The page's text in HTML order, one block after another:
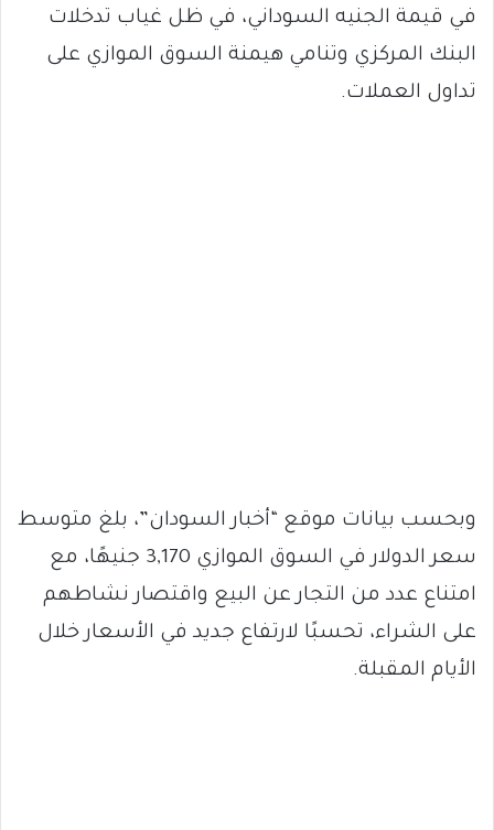
في قيمة الجنيه السوداني، في ظل غياب تدخلات
البنك المركزي وتنامي هيمنة السوق الموازي على
تداول العملات.
وبحسب بيانات موقع “أخبار السودان”، بلغ متوسط
سعر الدولار في السوق الموازي 3,170 جنيهًا، مع
امتناع عدد من التجار عن البيع واقتصار نشاطهم
على الشراء، تحسبًا لارتفاع جديد في الأسعار خلال
الأيام المقبلة.